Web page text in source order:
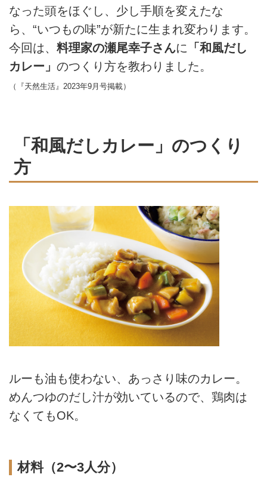
なった頭をほぐし、少し手順を変えたな
ら、“いつもの味”が新たに生まれ変わります。
今回は、 料理家の瀬尾幸子さんに 「和風だし
カレー」 のつくり方を教わりました。
（『天然生活』2023年9月号掲載）
「和風だしカレー」のつくり
方
ルーも油も使わない、あっさり味のカレー。
めんつゆのだし汁が効いているので、鶏肉は
なくてもOK。
材料（2〜3人分）